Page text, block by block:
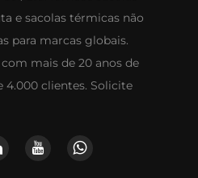
e sacolas térmicas não
para marcas globais.
mais de 20 anos de
4.000 clientes. Solicite